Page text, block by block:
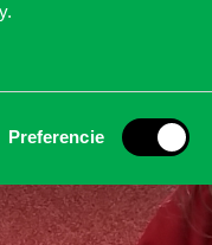
Preferencie